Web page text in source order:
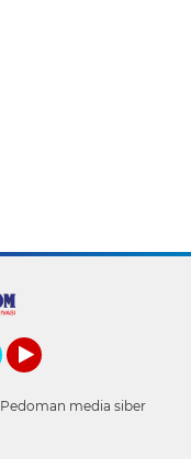
Pedoman media siber